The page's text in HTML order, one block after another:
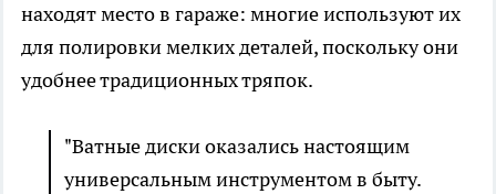
находят место в гараже: многие используют их
для полировки мелких деталей, поскольку они
удобнее традиционных тряпок.
"Ватные диски оказались настоящим
универсальным инструментом в быту.